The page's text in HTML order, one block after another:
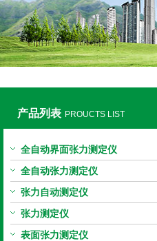
产品列表 PROUCTS LIST
全自动界面张力测定仪
全自动张力测定仪
张力自动测定仪
张力测定仪
表面张力测定仪